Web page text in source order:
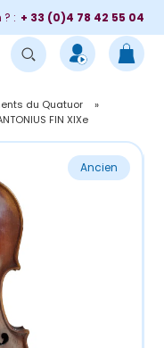
: + 33 (0)4 78 42 55 04
du Quatuor
»
FIN XIXe
Ancien